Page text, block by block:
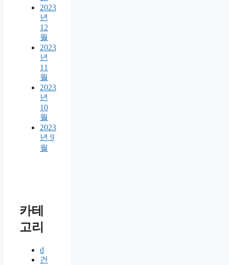
2023
년
12
월
2023
년
11
월
2023
년
10
월
2023
년 9
월
카테
고리
d
건